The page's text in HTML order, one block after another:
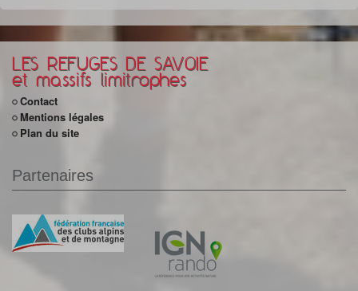
LES REFUGES DE SAVOIE
et massifs limitrophes
Contact
Mentions légales
Plan du site
Partenaires